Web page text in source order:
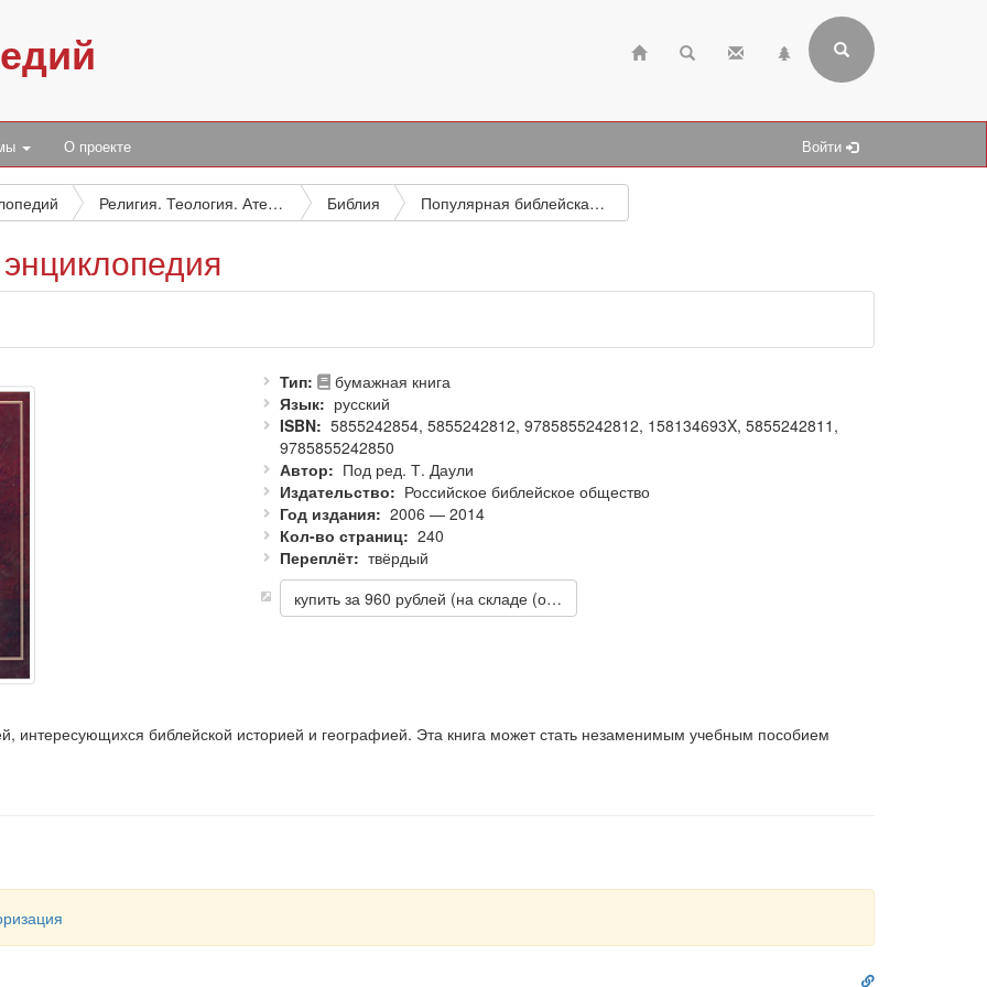
О проекте Войти
Религия. Теология. Атеизм Библия Популярная библейская энциклопедия
Тип
бумажная книга
Язык
русский
ISBN
5855242854, 5855242812, 9785855242812, 158134693X, 5855242811,
9785855242850
Автор
Под ред. Т. Даули
Издательство
Российское библейское общество
Год издания
2006 — 2014
Кол-во страниц
240
Переплёт
твёрдый
купить за 960 рублей (на складе (ограниченное количество))
интересующихся библейской историей и географией. Эта книга может стать незаменимым учебным пособием
и рисунков, цветных географических карт, схем, хронологических таблиц и диаграмм.
в энциклопедии по восьми разделам: История Библии, История библейских времен, Введение в Ветхий
интереснейших фактов, относящихся к Библии: о календаре и праздниках, о музыкальных инструментах, о
Иудеи и занятиях простых людей, об археологических раскопках и исторических открытиях.
Ссылка